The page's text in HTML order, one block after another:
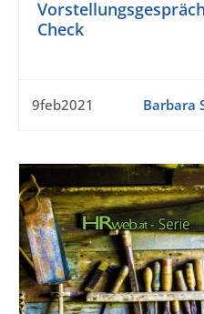
Check
9feb2021 Barbara